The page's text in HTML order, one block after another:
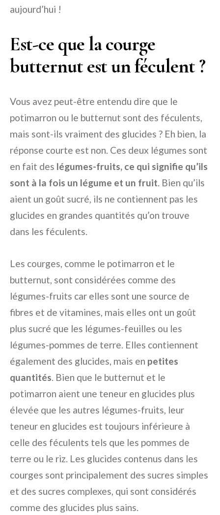
aujourd’hui !
Est-ce que la courge
butternut est un féculent ?
Vous avez peut-être entendu dire que le
potimarron ou le butternut sont des féculents,
mais sont-ils vraiment des glucides ? Eh bien, la
réponse courte est non. Ces deux légumes sont
en fait des légumes-fruits, ce qui signifie qu’ils
sont à la fois un légume et un fruit. Bien qu’ils
aient un goût sucré, ils ne contiennent pas les
glucides en grandes quantités qu’on trouve
dans les féculents.
Les courges, comme le potimarron et le
butternut, sont considérées comme des
légumes-fruits car elles sont une source de
fibres et de vitamines, mais elles ont un goût
plus sucré que les légumes-feuilles ou les
légumes-pommes de terre. Elles contiennent
également des glucides, mais en petites
quantités. Bien que le butternut et le
potimarron aient une teneur en glucides plus
élevée que les autres légumes-fruits, leur
teneur en glucides est toujours inférieure à
celle des féculents tels que les pommes de
terre ou le riz. Les glucides contenus dans les
courges sont principalement des sucres simples
et des sucres complexes, qui sont considérés
comme des glucides plus sains.